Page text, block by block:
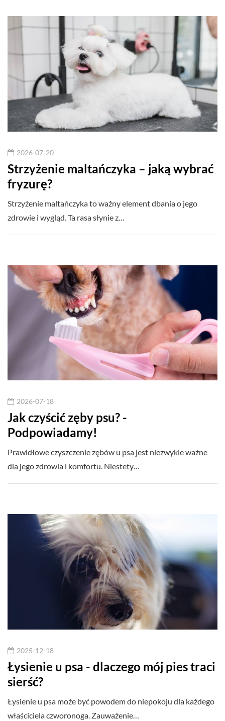
2026-07-20
Strzyżenie maltańczyka – jaką wybrać
fryzurę?
Strzyżenie maltańczyka to ważny element dbania o jego
zdrowie i wygląd. Ta rasa słynie z…
2026-07-18
Jak czyścić zęby psu? -
Podpowiadamy!
Prawidłowe czyszczenie zębów u psa jest niezwykle ważne
dla jego zdrowia i komfortu. Niestety…
2025-12-18
Łysienie u psa - dlaczego mój pies traci
sierść?
Łysienie u psa może być powodem do niepokoju dla każdego
właściciela czworonoga. Zauważenie…